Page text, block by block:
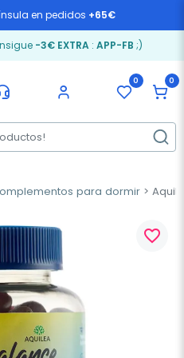
en pedidos +65€
-3€ EXTRA: APP-FB ;)
0 0
para dormir
favorite_border